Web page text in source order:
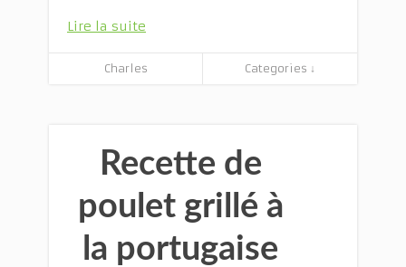
Lire la suite
Charles Categories ↓
Recette de
poulet grillé à
la portugaise